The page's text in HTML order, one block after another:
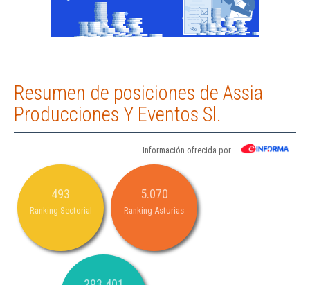
Resumen de posiciones de Assia
Producciones Y Eventos Sl.
Información ofrecida por
493
Ranking Sectorial
5.070
Ranking Asturias